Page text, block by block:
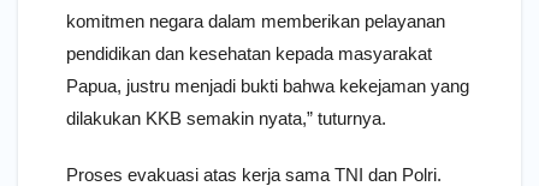
komitmen negara dalam memberikan pelayanan
pendidikan dan kesehatan kepada masyarakat
Papua, justru menjadi bukti bahwa kekejaman yang
dilakukan KKB semakin nyata,” tuturnya.
Proses evakuasi atas kerja sama TNI dan Polri.